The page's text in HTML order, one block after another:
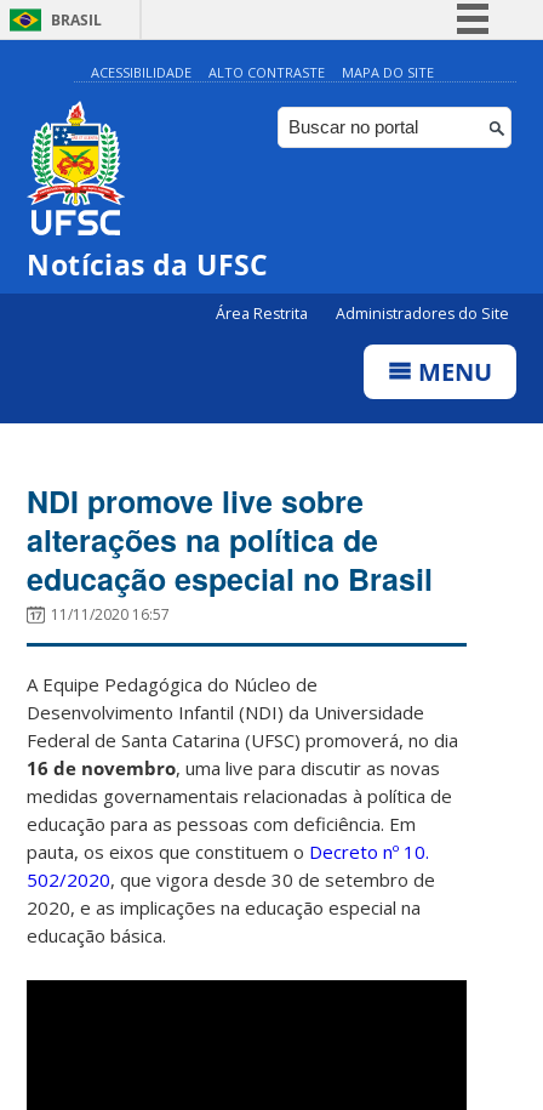
BRASIL
Simplifique!
Comunica BR
Participe
ACESSIBILIDADE ALTO CONTRASTE MAPA DO SITE
Notícias da UFSC
Área Restrita Administradores do Site
MENU
NDI promove live sobre
alterações na política de
educação especial no Brasil
11/11/2020 16:57
A Equipe Pedagógica do Núcleo de
Desenvolvimento Infantil (NDI) da Universidade
Federal de Santa Catarina (UFSC) promoverá, no dia
16 de novembro, uma live para discutir as novas
medidas governamentais relacionadas à política de
educação para as pessoas com deficiência. Em
pauta, os eixos que constituem o Decreto nº 10.
502/2020, que vigora desde 30 de setembro de
2020, e as implicações na educação especial na
educação básica.